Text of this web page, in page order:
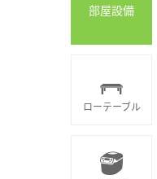
部屋設備
ローテーブル